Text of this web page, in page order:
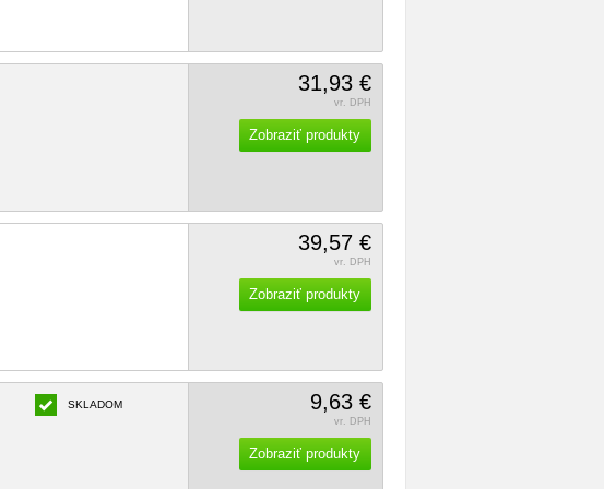
31,93 €
vr. DPH
Zobraziť produkty
39,57 €
vr. DPH
Zobraziť produkty
SKLADOM 9,63 €
vr. DPH
Zobraziť produkty